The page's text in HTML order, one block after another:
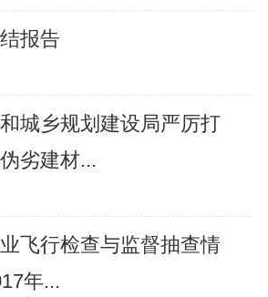
报告
城乡规划建设局严厉打
劣建材...
飞行检查与监督抽查情
年...